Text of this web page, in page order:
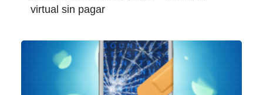
virtual sin pagar